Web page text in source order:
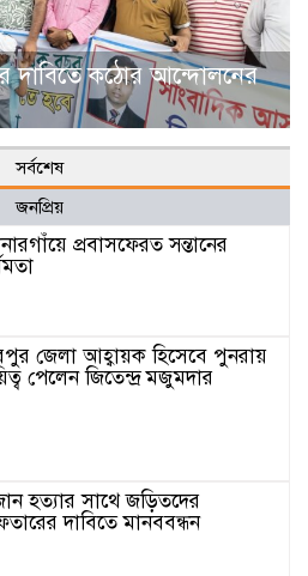
দাবিতে কঠোর আন্দোলনের
সর্বশেষ
জনপ্রিয়
প্রবাসফেরত সন্তানের
জেলা আহ্বায়ক হিসেবে পুনরায়
পেলেন জিতেন্দ্র মজুমদার
হত্যার সাথে জড়িতদের
দাবিতে মানববন্ধন